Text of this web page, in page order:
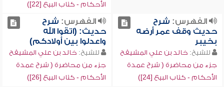
الأحكام - كتاب البيع [22])
الفهرس: شرح
حديث وقف عمر أرضه
بخيبر
للشيخ: خالد بن علي المشيقح
جزء من محاضرة ( شرح عمدة
الأحكام - كتاب البيع [24])
الفهرس: شرح
حديث: (اتقوا الله
واعدلوا بين أولادكم)
للشيخ: خالد بن علي المشيقح
جزء من محاضرة ( شرح عمدة
الأحكام - كتاب البيع [26])